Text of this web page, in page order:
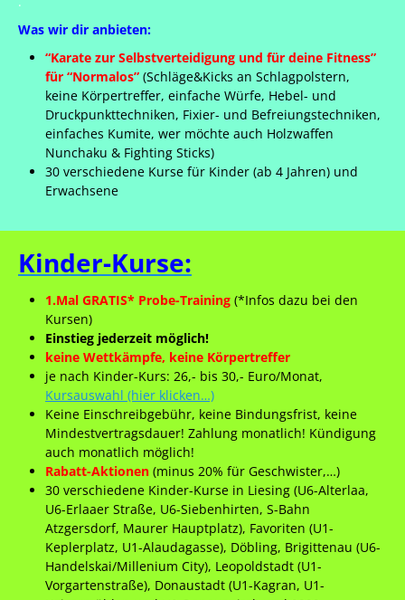
Was wir dir anbieten:
“Karate zur Selbstverteidigung und für deine Fitness”
für “Normalos” (Schläge&Kicks an Schlagpolstern,
keine Körpertreffer, einfache Würfe, Hebel- und
Druckpunkttechniken, Fixier- und Befreiungstechniken,
einfaches Kumite, wer möchte auch Holzwaffen
Nunchaku & Fighting Sticks)
30 verschiedene Kurse für Kinder (ab 4 Jahren) und
Erwachsene
Kinder-Kurse:
1.Mal GRATIS* Probe-Training (*Infos dazu bei den
Kursen)
Einstieg jederzeit möglich!
keine Wettkämpfe, keine Körpertreffer
je nach Kinder-Kurs: 26,- bis 30,- Euro/Monat,
Kursauswahl (hier klicken…)
Keine Einschreibgebühr, keine Bindungsfrist, keine
Mindestvertragsdauer! Zahlung monatlich! Kündigung
auch monatlich möglich!
Rabatt-Aktionen (minus 20% für Geschwister,…)
30 verschiedene Kinder-Kurse in Liesing (U6-Alterlaa,
U6-Erlaaer Straße, U6-Siebenhirten, S-Bahn
Atzgersdorf, Maurer Hauptplatz), Favoriten (U1-
Keplerplatz, U1-Alaudagasse), Döbling, Brigittenau (U6-
Handelskai/Millenium City), Leopoldstadt (U1-
Vorgartenstraße), Donaustadt (U1-Kagran, U1-